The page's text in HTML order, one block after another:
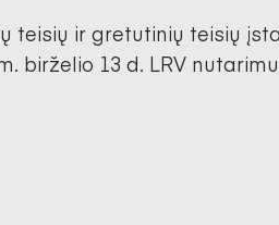
teisių ir gretutinių teisių
birželio 13 d. LRV nutarimu